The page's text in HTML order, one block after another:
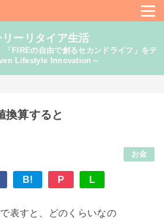
ーリタイア生活
「FIREの自由で創るセカンドライフ」をテ
Lifestyle Innovation～
換算すると
お金
B! P L
表すと、どのくらいなの